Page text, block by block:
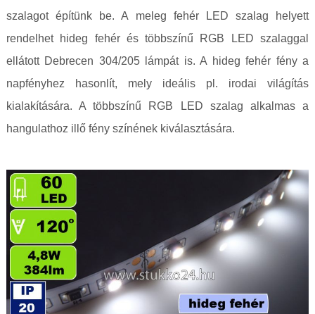
szalagot építünk be. A meleg fehér LED szalag helyett
rendelhet hideg fehér és többszínű RGB LED szalaggal
ellátott Debrecen 304/205 lámpát is. A hideg fehér fény a
napfényhez hasonlít, mely ideális pl. irodai világítás
kialakítására. A többszínű RGB LED szalag alkalmas a
hangulathoz illő fény színének kiválasztására.